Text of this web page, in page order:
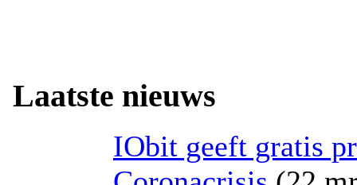
Laatste nieuws
IObit geeft gratis